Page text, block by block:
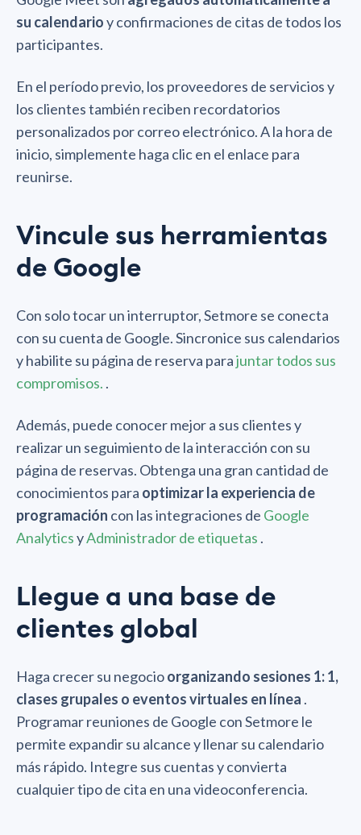
su calendarioy confirmaciones de citas de todos los
participantes.
En el período previo, los proveedores de servicios y
los clientes también reciben recordatorios
personalizados por correo electrónico. A la hora de
inicio, simplemente haga clic en el enlace para
reunirse.
Vincule sus herramientas
de Google
Con solo tocar un interruptor, Setmore se conecta
con su cuenta de Google. Sincronice sus calendarios
y habilite su página de reserva parajuntar todos sus
compromisos. .
Además, puede conocer mejor a sus clientes y
realizar un seguimiento de la interacción con su
página de reservas. Obtenga una gran cantidad de
conocimientos para optimizar la experiencia de
programación con las integraciones de Google
AnalyticsyAdministrador de etiquetas .
Llegue a una base de
clientes global
Haga crecer su negocioorganizando sesiones 1: 1,
clases grupales o eventos virtuales en línea .
Programar reuniones de Google con Setmore le
permite expandir su alcance y llenar su calendario
más rápido. Integre sus cuentas y convierta
cualquier tipo de cita en una videoconferencia.